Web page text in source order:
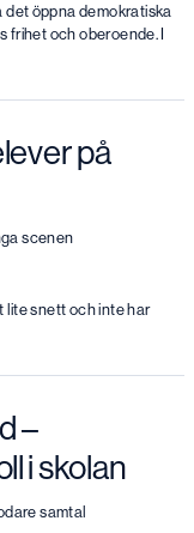
öppna demokratiska
frihet och oberoende. I
på
scenen
lite snett och inte har
–
i skolan
samtal